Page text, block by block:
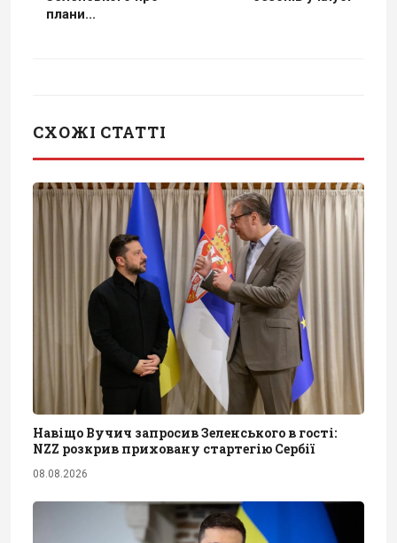
плани...
СХОЖІ СТАТТІ
Навіщо Вучич запросив Зеленського в гості:
NZZ розкрив приховану стартегію Сербії
08.08.2026